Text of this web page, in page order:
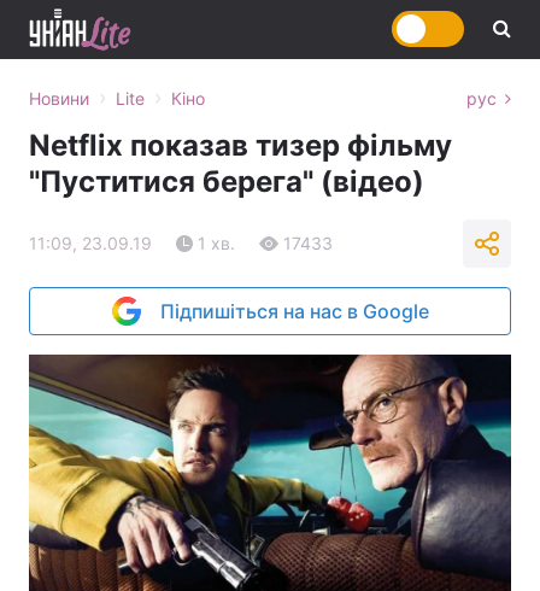
Новини › Lite › Кіно рус
Netflix показав тизер фільму
"Пуститися берега" (відео)
11:09, 23.09.19 1 хв. 17433
Підпишіться на нас в Google